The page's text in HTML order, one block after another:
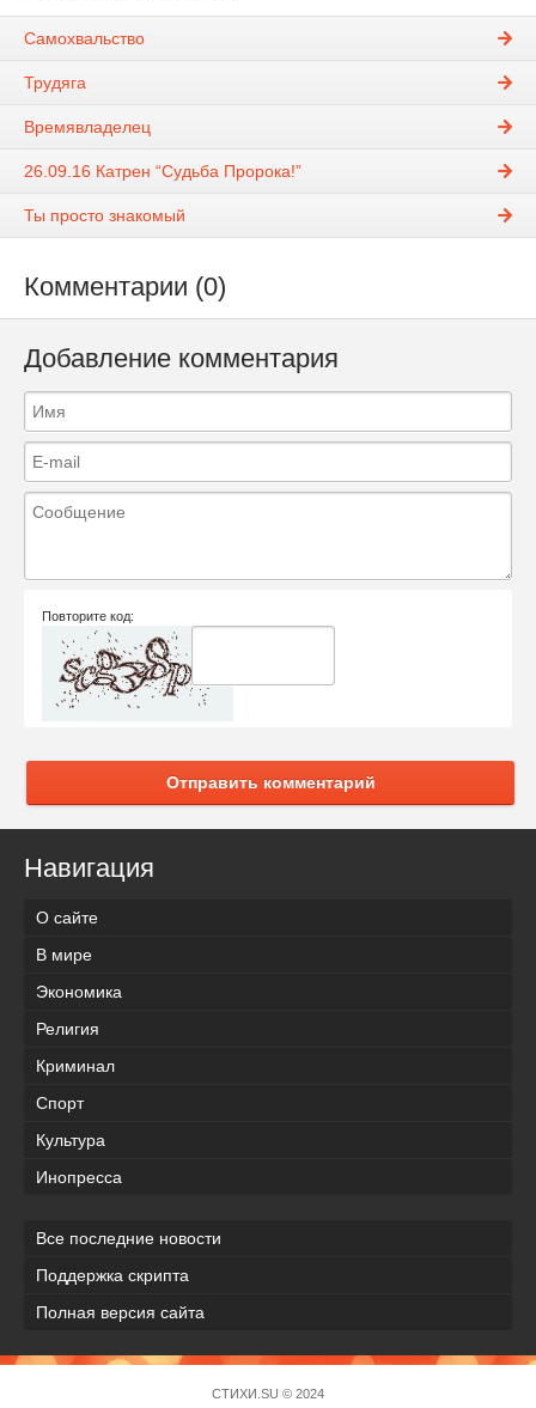
Самохвальство
Трудяга
Времявладелец
26.09.16 Катрен “Судьба Пророка!”
Ты просто знакомый
Комментарии (0)
Добавление комментария
Повторите код:
Отправить комментарий
Навигация
О сайте
В мире
Экономика
Религия
Криминал
Спорт
Культура
Инопресса
Все последние новости
Поддержка скрипта
Полная версия сайта
СТИХИ.SU © 2024